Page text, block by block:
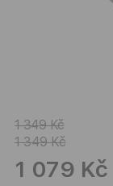
1 349 Kč
1 349 Kč
1 079 Kč